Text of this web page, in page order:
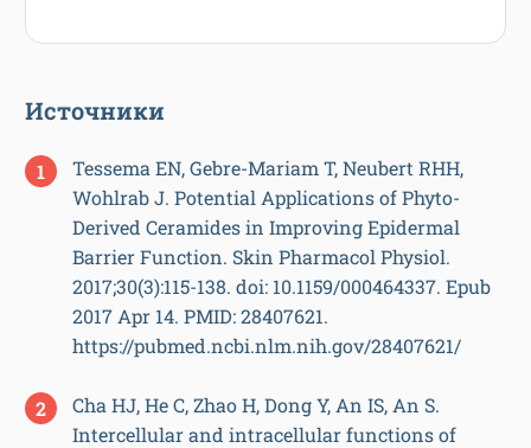
Источники
Tessema EN, Gebre-Mariam T, Neubert RHH,
Wohlrab J. Potential Applications of Phyto-
Derived Ceramides in Improving Epidermal
Barrier Function. Skin Pharmacol Physiol.
2017;30(3):115-138. doi: 10.1159/000464337. Epub
2017 Apr 14. PMID: 28407621.
https://pubmed.ncbi.nlm.nih.gov/28407621/
Cha HJ, He C, Zhao H, Dong Y, An IS, An S.
Intercellular and intracellular functions of